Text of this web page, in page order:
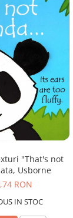
"That's not
Usborne
RON
IN STOC